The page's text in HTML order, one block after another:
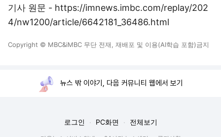
기사 원문 - https://imnews.imbc.com/replay/202
4/nw1200/article/6642181_36486.html
Copyright © MBC&iMBC 무단 전재, 재배포 및 이용(AI학습 포함)금지
뉴스 밖 이야기, 다음 커뮤니티 웹에서 보기
로그인 PC화면 전체보기